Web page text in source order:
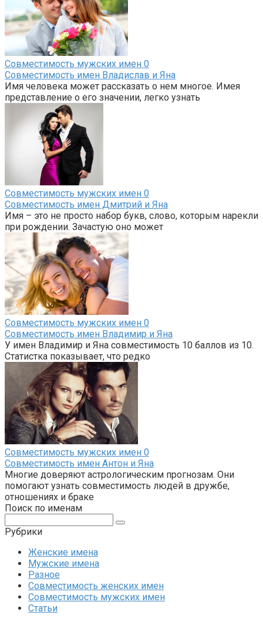
Совместимость мужских имен 0
Совместимость имен Владислав и Яна
Имя человека может рассказать о нем многое. Имея
представление о его значении, легко узнать
Совместимость мужских имен 0
Совместимость имен Дмитрий и Яна
Имя – это не просто набор букв, слово, которым нарекли
при рождении. Зачастую оно может
Совместимость мужских имен 0
Совместимость имен Владимир и Яна
У имен Владимир и Яна совместимость 10 баллов из 10.
Статистка показывает, что редко
Совместимость мужских имен 0
Совместимость имен Антон и Яна
Многие доверяют астрологическим прогнозам. Они
помогают узнать совместимость людей в дружбе,
отношениях и браке
Поиск по именам
Рубрики
Женские имена
Мужские имена
Разное
Совместимость женских имен
Совместимость мужских имен
Статьи